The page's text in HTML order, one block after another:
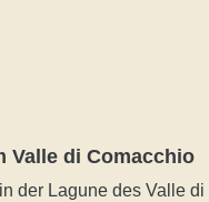
Valle di Comacchio
der Lagune des Valle di